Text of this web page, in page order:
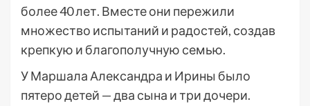
более 40 лет. Вместе они пережили
множество испытаний и радостей, создав
крепкую и благополучную семью.
У Маршала Александра и Ирины было
пятеро детей — два сына и три дочери.